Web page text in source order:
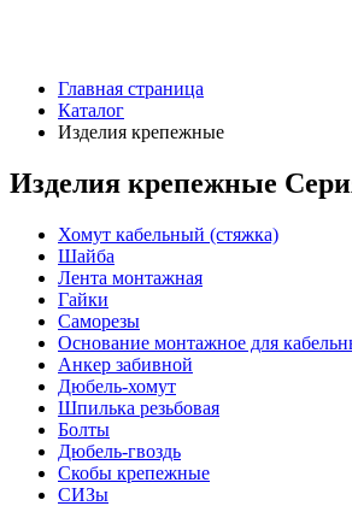
Главная страница
Каталог
Изделия крепежные
Изделия крепежные
Хомут кабельный (стяжка)
Шайба
Лента монтажная
Гайки
Саморезы
Основание монтажное для
Анкер забивной
Дюбель-хомут
Шпилька резьбовая
Болты
Дюбель-гвоздь
Скобы крепежные
СИЗы